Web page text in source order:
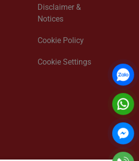
Disclaimer &
Notices
Cookie Policy
Cookie Settings